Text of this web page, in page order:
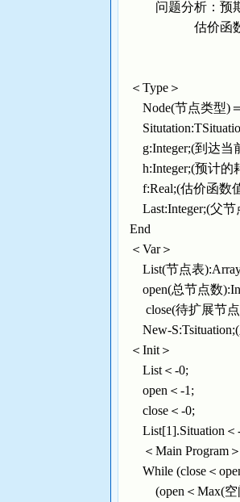
问题分析：预期
估价函数定
＜Type＞
Node(节点类型)
g:Integer;(到达
h:Integer;(预计
f:Real;(估价函数
Last:Integer;(父
End
＜Var＞
List(节点表
open(总节点数
close(待扩展节
New-
＜Init＞
List＜-0;
open＜-1;
close＜-0;
List[1].Situation
＜Main Program
While (close＜
(open＜Max(空